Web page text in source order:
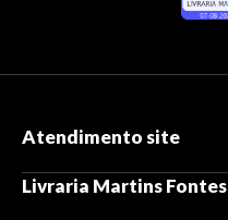
Atendimento site
Livraria Martins Fontes